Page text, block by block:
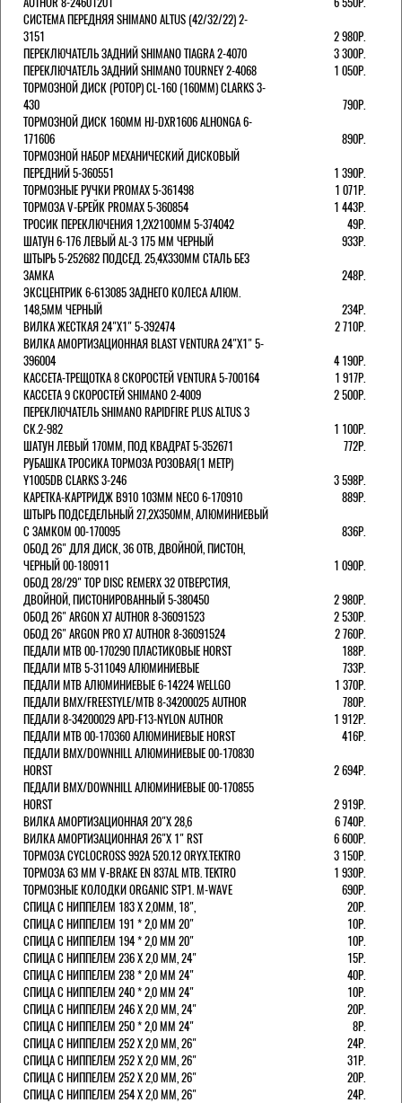
СИСТЕМА ПЕРЕДНЯЯ SHIMANO ALTUS (42/32/22) 2-
3151
2 980Р.
ПЕРЕКЛЮЧАТЕЛЬ ЗАДНИЙ SHIMANO TIAGRA 2-4070
3 300Р.
ПЕРЕКЛЮЧАТЕЛЬ ЗАДНИЙ SHIMANO TOURNEY 2-4068
1 050Р.
ТОРМОЗНОЙ ДИСК (РОТОР) CL-160 (160ММ) CLARKS 3-
430
790Р.
ТОРМОЗНОЙ ДИСК 160ММ HJ-DXR1606 ALHONGA 6-
171606
890Р.
ТОРМОЗНОЙ НАБОР МЕХАНИЧЕСКИЙ ДИСКОВЫЙ
ПЕРЕДНИЙ 5-360551
1 390Р.
ТОРМОЗНЫЕ РУЧКИ PROMAX 5-361498
1 071Р.
ТОРМОЗА V-БРЕЙК PROMAX 5-360854
1 443Р.
ТРОСИК ПЕРЕКЛЮЧЕНИЯ 1,2Х2100ММ 5-374042
49Р.
ШАТУН 6-176 ЛЕВЫЙ AL-3 175 ММ ЧЕРНЫЙ
933Р.
ШТЫРЬ 5-252682 ПОДСЕД. 25,4Х330ММ СТАЛЬ БЕЗ
ЗАМКА
248Р.
ЭКСЦЕНТРИК 6-613085 ЗАДНЕГО КОЛЕСА АЛЮМ.
148,5ММ ЧЕРНЫЙ
234Р.
ВИЛКА ЖЕСТКАЯ 24"Х1" 5-392474
2 710Р.
ВИЛКА АМОРТИЗАЦИОННАЯ BLAST VENTURA 24"Х1" 5-
396004
4 190Р.
КАССЕТА-ТРЕЩОТКА 8 СКОРОСТЕЙ VENTURA 5-700164
1 917Р.
КАССЕТА 9 СКОРОСТЕЙ SHIMANO 2-4009
2 500Р.
ПЕРЕКЛЮЧАТЕЛЬ SHIMANO RAPIDFIRE PLUS ALTUS 3
СК.2-982
1 100Р.
ШАТУН ЛЕВЫЙ 170ММ, ПОД КВАДРАТ 5-352671
772Р.
РУБАШКА ТРОСИКА ТОРМОЗА РОЗОВАЯ(1 МЕТР)
Y1005DB CLARKS 3-246
3 598Р.
КАРЕТКА-КАРТРИДЖ B910 103ММ NECO 6-170910
889Р.
ШТЫРЬ ПОДСЕДЕЛЬНЫЙ 27,2Х350ММ, АЛЮМИНИЕВЫЙ
С ЗАМКОМ 00-170095
836Р.
ОБОД 26" ДЛЯ ДИСК, 36 ОТВ, ДВОЙНОЙ, ПИСТОН,
ЧЕРНЫЙ 00-180911
1 090Р.
ОБОД 28/29" TOP DISC REMERX 32 ОТВЕРСТИЯ,
ДВОЙНОЙ, ПИСТОНИРОВАННЫЙ 5-380450
2 980Р.
ОБОД 26" ARGON X7 AUTHOR 8-36091523
2 530Р.
ОБОД 26" ARGON PRO X7 AUTHOR 8-36091524
2 760Р.
ПЕДАЛИ МТВ 00-170290 ПЛАСТИКОВЫЕ HORST
188Р.
ПЕДАЛИ MTB 5-311049 АЛЮМИНИЕВЫЕ
733Р.
ПЕДАЛИ MTB АЛЮМИНИЕВЫЕ 6-14224 WELLGO
1 370Р.
ПЕДАЛИ BMX/FREESTYLE/MTB 8-34200025 AUTHOR
780Р.
ПЕДАЛИ 8-34200029 APD-F13-NYLON AUTHOR
1 912Р.
ПЕДАЛИ МТВ 00-170360 АЛЮМИНИЕВЫЕ HORST
416Р.
ПЕДАЛИ BMX/DOWNHILL АЛЮМИНИЕВЫЕ 00-170830
HORST
2 694Р.
ПЕДАЛИ BMX/DOWNHILL АЛЮМИНИЕВЫЕ 00-170855
HORST
2 919Р.
ВИЛКА АМОРТИЗАЦИОННАЯ 20"Х 28,6
6 740Р.
ВИЛКА АМОРТИЗАЦИОННАЯ 26"Х 1" RST
6 600Р.
ТОРМОЗА CYCLOCROSS 992А 520.12 ORYX.TEKTRO
3 150Р.
ТОРМОЗА 63 ММ V-BRAKE EN 837AL MTB. TEKTRO
1 930Р.
ТОРМОЗНЫЕ КОЛОДКИ ORGANIC STP1. M-WAVE
690Р.
СПИЦА С НИППЕЛЕМ 183 Х 2,0ММ, 18",
20Р.
СПИЦА С НИППЕЛЕМ 191 * 2,0 ММ 20"
10Р.
СПИЦА С НИППЕЛЕМ 194 * 2,0 ММ 20"
10Р.
СПИЦА С НИППЕЛЕМ 236 Х 2,0 ММ, 24"
15Р.
СПИЦА С НИППЕЛЕМ 238 * 2,0 ММ 24"
40Р.
СПИЦА С НИППЕЛЕМ 240 * 2,0 ММ 24"
10Р.
СПИЦА С НИППЕЛЕМ 246 Х 2,0 ММ, 24"
20Р.
СПИЦА С НИППЕЛЕМ 250 * 2,0 ММ 24"
8Р.
СПИЦА С НИППЕЛЕМ 252 Х 2,0 ММ, 26"
24Р.
СПИЦА С НИППЕЛЕМ 252 Х 2,0 ММ, 26"
31Р.
СПИЦА С НИППЕЛЕМ 252 Х 2,0 ММ, 26"
20Р.
СПИЦА С НИППЕЛЕМ 254 Х 2,0 ММ, 26"
24Р.